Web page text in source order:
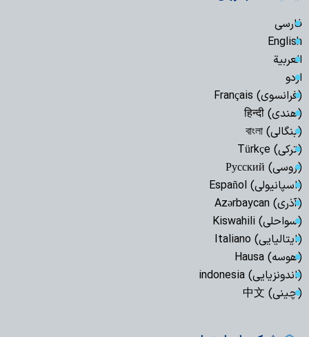
فارسی
English
العربیة
اردو
(فرانسوی) Français
(هندی) हिन्दी
(بنگالی) বাংলা
(ترکی) Türkçe
(روسی) Русский
(اسپانیولی) Español
(آذری) Azərbaycan
(سواحلی) Kiswahili
(ایتالیایی) Italiano
(هوسه) Hausa
(اندونزیایی) indonesia
(چینی) 中文